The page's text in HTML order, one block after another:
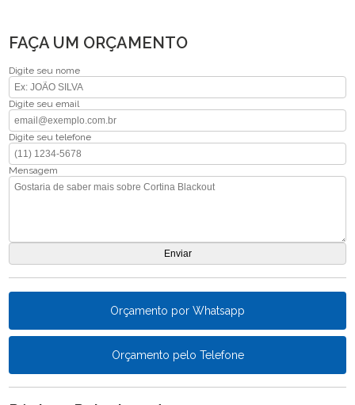
FAÇA UM ORÇAMENTO
Digite seu nome
Digite seu email
Digite seu telefone
Mensagem
Orçamento por Whatsapp
Orçamento pelo Telefone